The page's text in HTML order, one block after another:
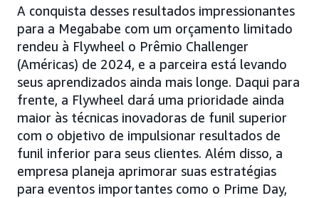
A conquista desses resultados impressionantes
para a Megababe com um orçamento limitado
rendeu à Flywheel o Prêmio Challenger
(Américas) de 2024, e a parceira está levando
seus aprendizados ainda mais longe. Daqui para
frente, a Flywheel dará uma prioridade ainda
maior às técnicas inovadoras de funil superior
com o objetivo de impulsionar resultados de
funil inferior para seus clientes. Além disso, a
empresa planeja aprimorar suas estratégias
para eventos importantes como o Prime Day,